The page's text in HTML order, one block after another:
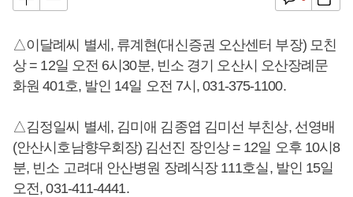
△이달례씨 별세, 류계현(대신증권 오산센터 부장) 모친
상 = 12일 오전 6시30분, 빈소 경기 오산시 오산장례문
화원 401호, 발인 14일 오전 7시, 031-375-1100.
△김정일씨 별세, 김미애 김종엽 김미선 부친상, 선영배
(안산시호남향우회장) 김선진 장인상 = 12일 오후 10시8
분, 빈소 고려대 안산병원 장례식장 111호실, 발인 15일
오전, 031-411-4441.